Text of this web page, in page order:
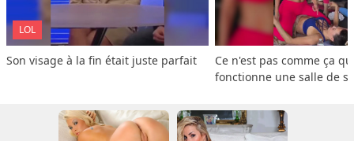
LOL
Son visage à la fin était juste parfait
Ce n'est pas comme ça
fonctionne une salle de